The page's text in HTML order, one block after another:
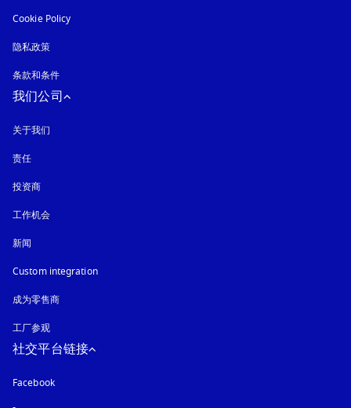
Cookie Policy
隐私政策
条款和条件
我们公司
关于我们
责任
投资商
工作机会
新闻
Custom integration
成为零售商
工厂参观
社交平台链接
Facebook